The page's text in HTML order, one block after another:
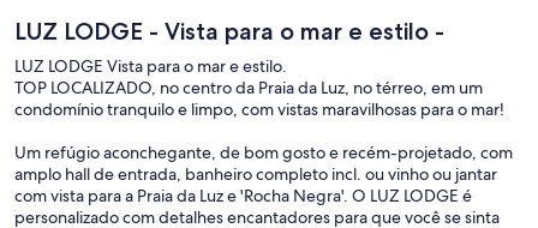
LUZ LODGE - Vista para o mar e estilo -
LUZ LODGE Vista para o mar e estilo.
TOP LOCALIZADO, no centro da Praia da Luz, no térreo, em um
condomínio tranquilo e limpo, com vistas maravilhosas para o mar!
Um refúgio aconchegante, de bom gosto e recém-projetado, com
amplo hall de entrada, banheiro completo incl. ou vinho ou jantar
com vista para a Praia da Luz e 'Rocha Negra'. O LUZ LODGE é
personalizado com detalhes encantadores para que você se sinta